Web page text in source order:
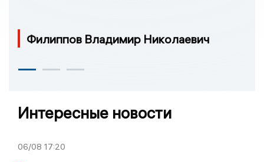
Филиппов Владимир Николаевич
Интересные новости
06/08 17:20